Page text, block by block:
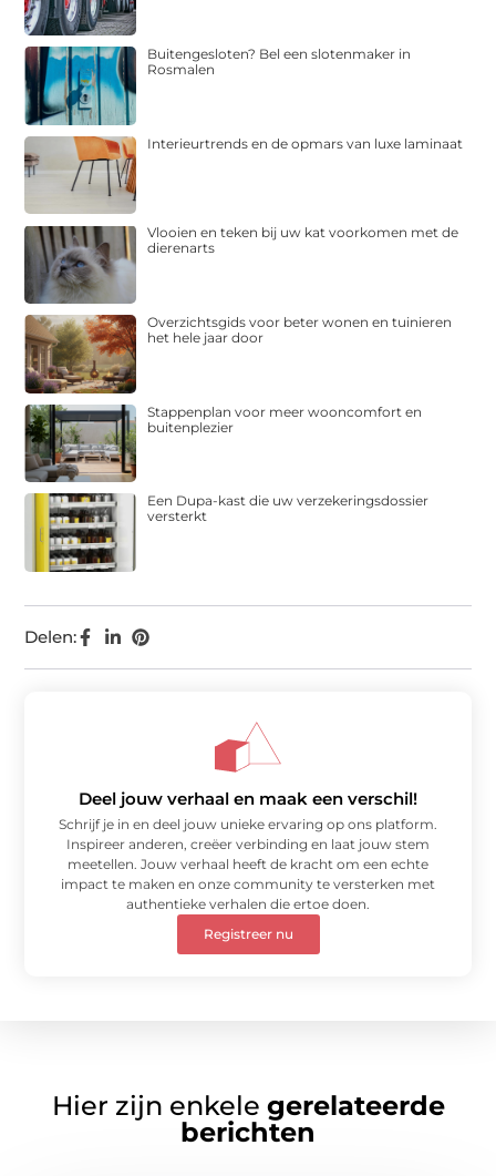
Delen:
Buitengesloten? Bel een slotenmaker in
Rosmalen
Interieurtrends en de opmars van luxe laminaat
Vlooien en teken bij uw kat voorkomen met de
dierenarts
Overzichtsgids voor beter wonen en tuinieren
het hele jaar door
Stappenplan voor meer wooncomfort en
buitenplezier
Een Dupa-kast die uw verzekeringsdossier
versterkt
Deel jouw verhaal en maak een verschil!
Schrijf je in en deel jouw unieke ervaring op ons platform.
Inspireer anderen, creëer verbinding en laat jouw stem
meetellen. Jouw verhaal heeft de kracht om een echte
impact te maken en onze community te versterken met
authentieke verhalen die ertoe doen.
Registreer nu
Hier zijn enkele gerelateerde
berichten